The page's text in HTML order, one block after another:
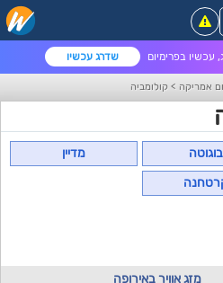
עכשיו בפרימיום שדרג עכשיו
אמריקה > קולומביה
בוגוטה
מדיין
מזג אוויר באירופה